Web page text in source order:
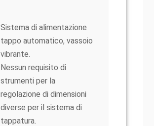
Sistema di alimentazione
tappo automatico, vassoio
vibrante.
Nessun requisito di
strumenti per la
regolazione di dimensioni
diverse per il sistema di
tappatura.